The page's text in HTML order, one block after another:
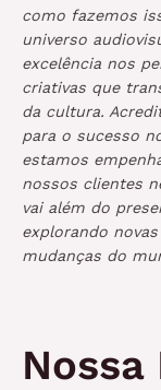
como fazemos
universo
excelência nos
criativas que
da cultura.
para o sucesso
estamos
nossos clientes
vai além do
explorando
mudanças do
Nossa